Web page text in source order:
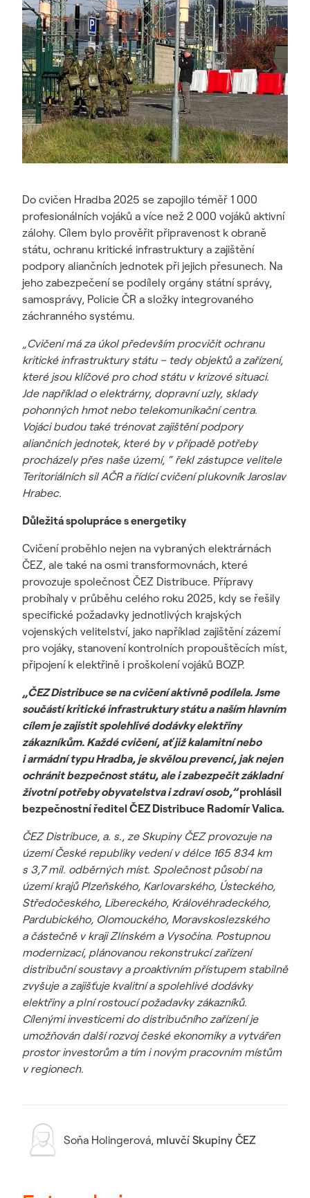
Do cvičen Hradba 2025 se zapojilo téměř 1 000
profesionálních vojáků a více než 2 000 vojáků aktivní
zálohy. Cílem bylo prověřit připravenost k obraně
státu, ochranu kritické infrastruktury a zajištění
podpory aliančních jednotek při jejich přesunech. Na
jeho zabezpečení se podílely orgány státní správy,
samosprávy, Policie ČR a složky integrovaného
záchranného systému.
„Cvičení má za úkol především procvičit ochranu
kritické infrastruktury státu – tedy objektů a zařízení,
které jsou klíčové pro chod státu v krizové situaci.
Jde například o elektrárny, dopravní uzly, sklady
pohonných hmot nebo telekomunikační centra.
Vojáci budou také trénovat zajištění podpory
aliančních jednotek, které by v případě potřeby
procházely přes naše území, “ řekl zástupce velitele
Teritoriálních sil AČR a řídící cvičení plukovník Jaroslav
Hrabec.
Důležitá spolupráce s energetiky
Cvičení proběhlo nejen na vybraných elektrárnách
ČEZ, ale také na osmi transformovnách, které
provozuje společnost ČEZ Distribuce. Přípravy
probíhaly v průběhu celého roku 2025, kdy se řešily
specifické požadavky jednotlivých krajských
vojenských velitelství, jako například zajištění zázemí
pro vojáky, stanovení kontrolních propouštěcích míst,
připojení k elektřině i proškolení vojáků BOZP.
„ČEZ Distribuce se na cvičení aktivně podílela. Jsme
součástí kritické infrastruktury státu a naším hlavním
cílem je zajistit spolehlivé dodávky elektřiny
zákazníkům. Každé cvičení, ať již kalamitní nebo
i armádní typu Hradba, je skvělou prevencí, jak nejen
ochránit bezpečnost státu, ale i zabezpečit základní
životní potřeby obyvatelstva i zdraví osob,”prohlásil
bezpečnostní ředitel ČEZ Distribuce Radomír Valica.
ČEZ Distribuce, a. s., ze Skupiny ČEZ provozuje na
území České republiky vedení v délce 165 834 km
s 3,7 mil. odběrných míst. Společnost působí na
území krajů Plzeňského, Karlovarského, Ústeckého,
Středočeského, Libereckého, Královéhradeckého,
Pardubického, Olomouckého, Moravskoslezského
a částečně v kraji Zlínském a Vysočina. Postupnou
modernizací, plánovanou rekonstrukcí zařízení
distribuční soustavy a proaktivním přístupem stabilně
zvyšuje a zajišťuje kvalitní a spolehlivé dodávky
elektřiny a plní rostoucí požadavky zákazníků.
Cílenými investicemi do distribučního zařízení je
umožňován další rozvoj české ekonomiky a vytvářen
prostor investorům a tím i novým pracovním místům
v regionech.
Soňa Holingerová, mluvčí Skupiny ČEZ